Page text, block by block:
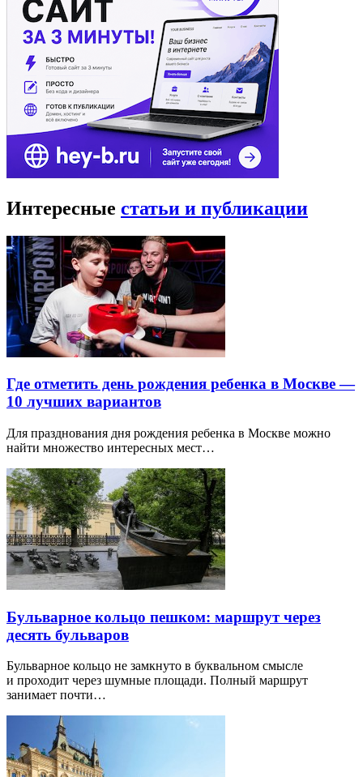
Интересные статьи и публикации
Где отметить день рождения ребенка в Москве —
10 лучших вариантов
Для празднования дня рождения ребенка в Москве можно
найти множество интересных мест…
Бульварное кольцо пешком: маршрут через
десять бульваров
Бульварное кольцо не замкнуто в буквальном смысле
и проходит через шумные площади. Полный маршрут
занимает почти…